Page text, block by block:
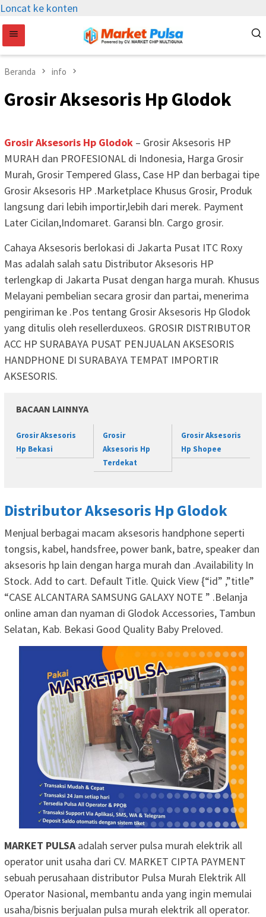
Loncat ke konten
Beranda info
Grosir Aksesoris Hp Glodok
Grosir Aksesoris Hp Glodok – Grosir Aksesoris HP
MURAH dan PROFESIONAL di Indonesia, Harga Grosir
Murah, Grosir Tempered Glass, Case HP dan berbagai tipe
Grosir Aksesoris HP .Marketplace Khusus Grosir, Produk
langsung dari lebih importir,lebih dari merek. Payment
Later Cicilan,Indomaret. Garansi bln. Cargo grosir.
Cahaya Aksesoris berlokasi di Jakarta Pusat ITC Roxy
Mas adalah salah satu Distributor Aksesoris HP
terlengkap di Jakarta Pusat dengan harga murah. Khusus
Melayani pembelian secara grosir dan partai, menerima
pengiriman ke .Pos tentang Grosir Aksesoris Hp Glodok
yang ditulis oleh resellerduxeos. GROSIR DISTRIBUTOR
ACC HP SURABAYA PUSAT PENJUALAN AKSESORIS
HANDPHONE DI SURABAYA TEMPAT IMPORTIR
AKSESORIS.
BACAAN LAINNYA
Grosir Aksesoris
Hp Bekasi
Grosir
Aksesoris Hp
Terdekat
Grosir Aksesoris
Hp Shopee
Distributor Aksesoris Hp Glodok
Menjual berbagai macam aksesoris handphone seperti
tongsis, kabel, handsfree, power bank, batre, speaker dan
aksesoris hp lain dengan harga murah dan .Availability In
Stock. Add to cart. Default Title. Quick View {“id” ,”title”
“CASE ALCANTARA SAMSUNG GALAXY NOTE ” .Belanja
online aman dan nyaman di Glodok Accessories, Tambun
Selatan, Kab. Bekasi Good Quality Baby Preloved.
MARKET PULSAadalah server pulsa murah elektrik all
operator unit usaha dari CV. MARKET CIPTA PAYMENT
sebuah perusahaan distributor Pulsa Murah Elektrik All
Operator Nasional, membantu anda yang ingin memulai
usaha/bisnis berjualan pulsa murah elektrik all operator.